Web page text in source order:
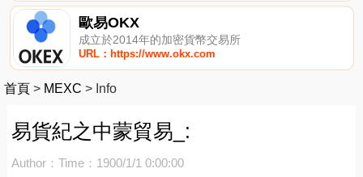
歐易OKX
成立於2014年的加密貨幣交易所
URL：https://www.okx.com
首頁 > MEXC > Info
易貨紀之中蒙貿易_:
Author： Time：1900/1/1 0:00:00